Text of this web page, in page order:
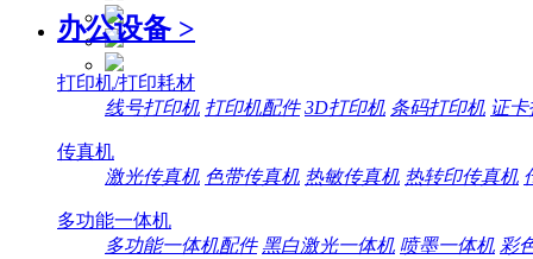
办公设备 >
打印机/打印耗材
线号打印机 打印机配件 3D打印机 条码打印机 证卡
传真机
激光传真机 色带传真机 热敏传真机 热转印传真机
多功能一体机
多功能一体机配件 黑白激光一体机 喷墨一体机 彩